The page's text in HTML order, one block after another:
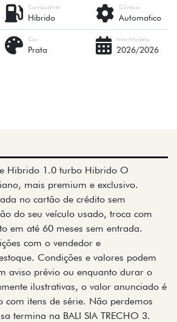
Câmbio
Automatico
Combustível
Hibrido
Ano/Modelo
2026/2026
Cor
Prata
Hibrido 1.0 turbo Hibrido O
mais premium e exclusivo.
no cartão de crédito sem
do seu veículo usado, troca com
em até 60 meses sem entrada.
com o vendedor e
Condições e valores podem
aviso prévio ou enquanto durar o
ilustrativas, o valor anunciado é
com itens de série. Não perdemos
termina na BALI SIA TRECHO 3.